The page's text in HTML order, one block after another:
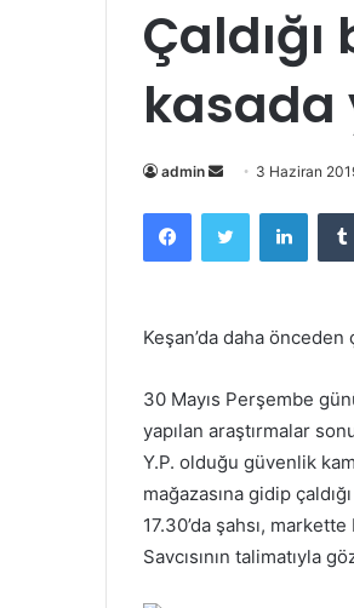
kasada
admin
r
e
o
t
a
g
ö
n
d
3 Haziran
Keşan’da daha önceden
30 Mayıs Perşembe
yapılan araştırmalar
Y.P. olduğu güvenlik
mağazasına gidip
17.30’da şahsı,
Savcısının talimatıyla